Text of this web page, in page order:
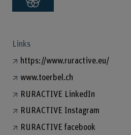
Links
https://www.ruractive.eu/
www.toerbel.ch
RURACTIVE LinkedIn
RURACTIVE Instagram
RURACTIVE facebook